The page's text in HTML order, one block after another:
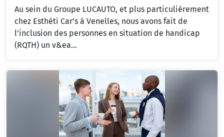
Au sein du Groupe LUCAUTO, et plus particulièrement
chez Esthéti Car’s à Venelles, nous avons fait de
l’inclusion des personnes en situation de handicap
(RQTH) un v&ea...